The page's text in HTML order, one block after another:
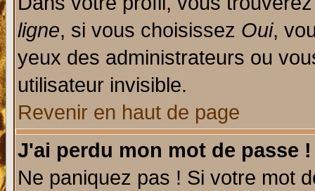
ligne, si vous choisissez Oui,
yeux des administrateurs ou
utilisateur invisible.
Revenir en haut de page
J'ai perdu mon mot de passe !
Ne paniquez pas ! Si votre mot